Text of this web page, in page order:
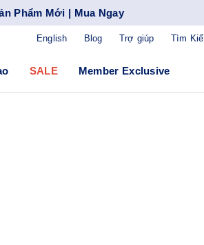
Phẩm Mới | Mua Ngay
Blog Trợ giúp Tìm
English
SALE Member Exclusive